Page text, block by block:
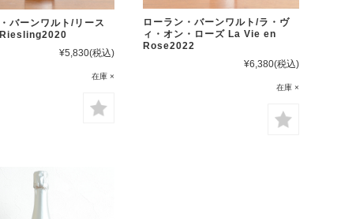
バーンワルト/リース
¥5,830(税込)
在庫 ×
ローラン・バーンワルト/ラ・ヴ
ィ・オン・ローズ La Vie en
Rose2022
¥6,380(税込)
在庫 ×